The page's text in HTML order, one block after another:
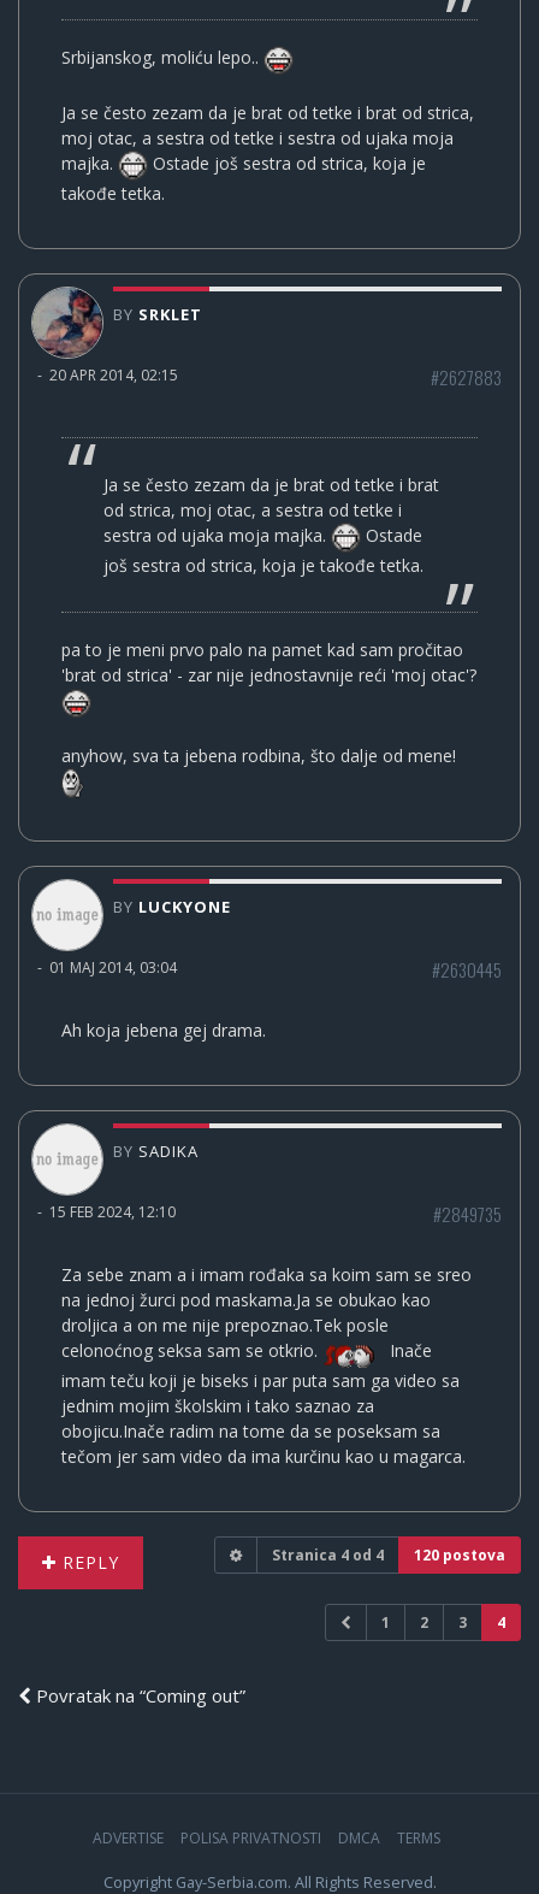
Srbijanskog, moliću lepo..
Ja se često zezam da je brat od tetke i brat od strica,
moj otac, a sestra od tetke i sestra od ujaka moja
majka.
Ostade još sestra od strica, koja je
takođe tetka.
BY SRKLET
- 20 APR 2014, 02:15 #2627883
Ja se često zezam da je brat od tetke i brat
od strica, moj otac, a sestra od tetke i
sestra od ujaka moja majka.
Ostade
još sestra od strica, koja je takođe tetka.
pa to je meni prvo palo na pamet kad sam pročitao
'brat od strica' - zar nije jednostavnije reći 'moj otac'?
anyhow, sva ta jebena rodbina, što dalje od mene!
BY LUCKYONE
- 01 MAJ 2014, 03:04 #2630445
Ah koja jebena gej drama.
BY SADIKA
- 15 FEB 2024, 12:10 #2849735
Za sebe znam a i imam rođaka sa koim sam se sreo
na jednoj žurci pod maskama.Ja se obukao kao
droljica a on me nije prepoznao.Tek posle
celonoćnog seksa sam se otkrio.
Inače
imam teču koji je biseks i par puta sam ga video sa
jednim mojim školskim i tako saznao za
obojicu.Inače radim na tome da se poseksam sa
tečom jer sam video da ima kurčinu kao u magarca.
REPLY Stranica 4 od 4 120 postova
1 2 3 4
Povratak na “Coming out”
ADVERTISE POLISA PRIVATNOSTI DMCA TERMS
Copyright Gay-Serbia.com. All Rights Reserved.